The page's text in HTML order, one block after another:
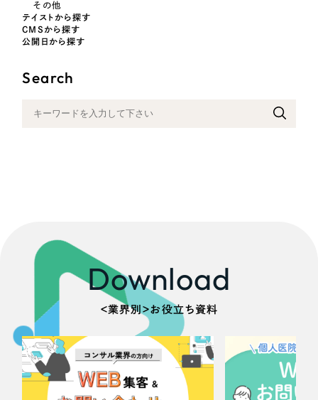
その他
テイストから探す
CMSから探す
公開日から探す
Search
Download
＜業界別＞お役立ち資料